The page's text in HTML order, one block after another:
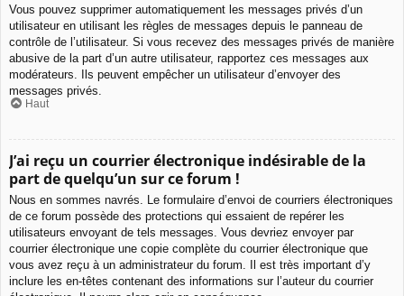
Vous pouvez supprimer automatiquement les messages privés d’un
utilisateur en utilisant les règles de messages depuis le panneau de
contrôle de l’utilisateur. Si vous recevez des messages privés de manière
abusive de la part d’un autre utilisateur, rapportez ces messages aux
modérateurs. Ils peuvent empêcher un utilisateur d’envoyer des
messages privés.
Haut
J’ai reçu un courrier électronique indésirable de la
part de quelqu’un sur ce forum !
Nous en sommes navrés. Le formulaire d’envoi de courriers électroniques
de ce forum possède des protections qui essaient de repérer les
utilisateurs envoyant de tels messages. Vous devriez envoyer par
courrier électronique une copie complète du courrier électronique que
vous avez reçu à un administrateur du forum. Il est très important d’y
inclure les en-têtes contenant des informations sur l’auteur du courrier